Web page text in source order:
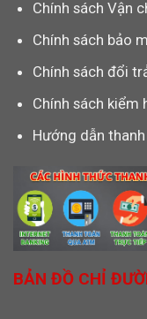
Chính sách Vận
Chính sách bảo
Chính sách đổi
Chính sách kiểm
Hướng dẫn
BẢN ĐỒ CHỈ